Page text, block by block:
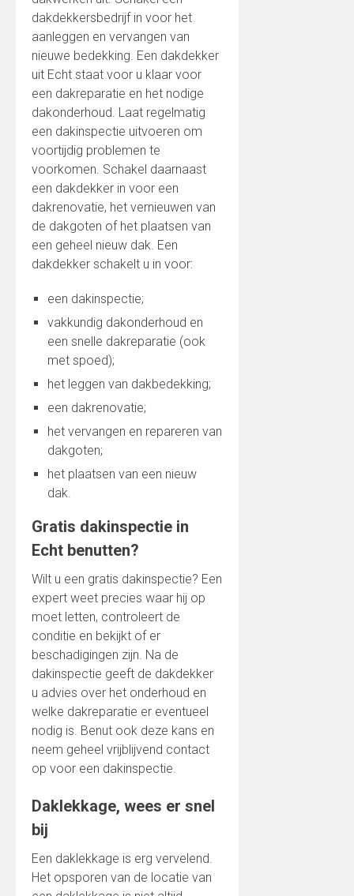
dakdekkersbedrijf in voor het
aanleggen en vervangen van
nieuwe bedekking. Een dakdekker
uit Echt staat voor u klaar voor
een dakreparatie en het nodige
dakonderhoud. Laat regelmatig
een dakinspectie uitvoeren om
voortijdig problemen te
voorkomen. Schakel daarnaast
een dakdekker in voor een
dakrenovatie, het vernieuwen van
de dakgoten of het plaatsen van
een geheel nieuw dak. Een
dakdekker schakelt u in voor:
een dakinspectie;
vakkundig dakonderhoud en
een snelle dakreparatie (ook
met spoed);
het leggen van dakbedekking;
een dakrenovatie;
het vervangen en repareren van
dakgoten;
het plaatsen van een nieuw
dak.
Gratis dakinspectie in
Echt benutten?
Wilt u een gratis dakinspectie? Een
expert weet precies waar hij op
moet letten, controleert de
conditie en bekijkt of er
beschadigingen zijn. Na de
dakinspectie geeft de dakdekker
u advies over het onderhoud en
welke dakreparatie er eventueel
nodig is. Benut ook deze kans en
neem geheel vrijblijvend contact
op voor een dakinspectie.
Daklekkage, wees er snel
bij
Een daklekkage is erg vervelend.
Het opsporen van de locatie van